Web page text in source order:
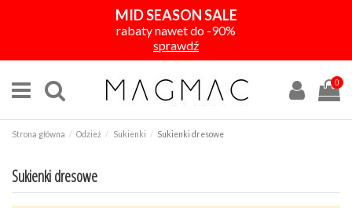
MID SEASON SALE
rabaty nawet do -90%
sprawdź
0
Strona główna Odzież Sukienki Sukienki dresowe
Sukienki dresowe